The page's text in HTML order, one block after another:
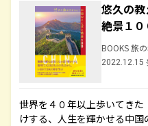
悠久の
絶景１０
BOOKS 旅
2022.12.15
世界を４０年以上歩いてき
けする、人生を輝かせる中